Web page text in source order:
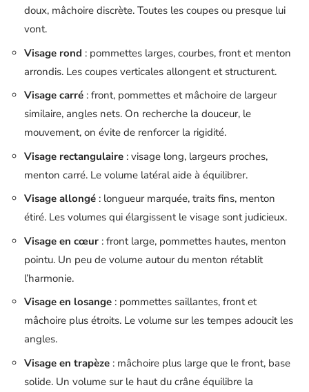
doux, mâchoire discrète. Toutes les coupes ou presque lui
vont.
Visage rond : pommettes larges, courbes, front et menton
arrondis. Les coupes verticales allongent et structurent.
Visage carré : front, pommettes et mâchoire de largeur
similaire, angles nets. On recherche la douceur, le
mouvement, on évite de renforcer la rigidité.
Visage rectangulaire : visage long, largeurs proches,
menton carré. Le volume latéral aide à équilibrer.
Visage allongé : longueur marquée, traits fins, menton
étiré. Les volumes qui élargissent le visage sont judicieux.
Visage en cœur : front large, pommettes hautes, menton
pointu. Un peu de volume autour du menton rétablit
l’harmonie.
Visage en losange : pommettes saillantes, front et
mâchoire plus étroits. Le volume sur les tempes adoucit les
angles.
Visage en trapèze : mâchoire plus large que le front, base
solide. Un volume sur le haut du crâne équilibre la